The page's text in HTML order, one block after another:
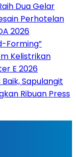
Dua Gelar
Perhotelan
2026
Forming”
Kelistrikan
E 2026
Sapulangit
Ribuan Press